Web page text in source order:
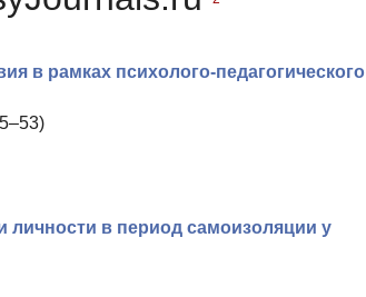
в рамках психолого-педагогического
личности в период самоизоляции у